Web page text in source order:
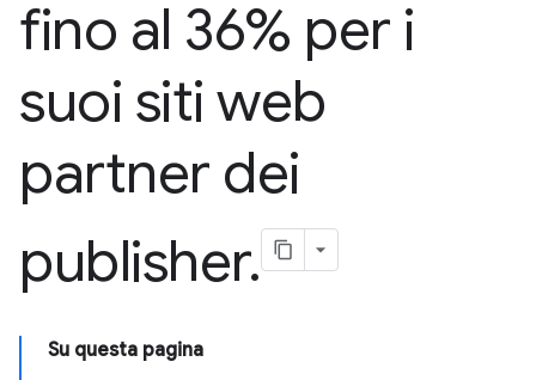
fino al 36% per i
suoi siti web
partner dei
publisher.
Su questa pagina